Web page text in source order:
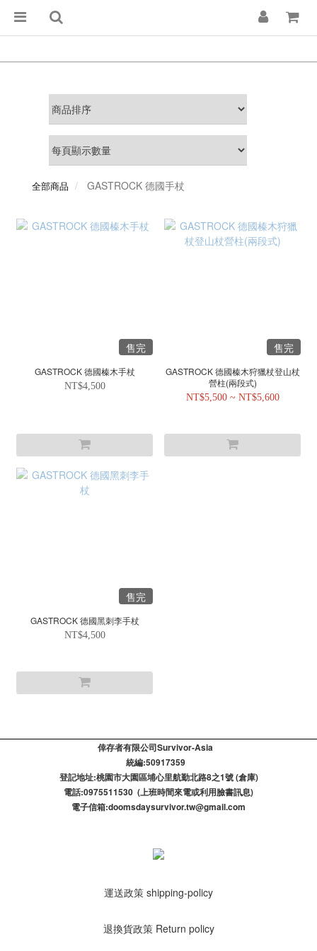
全部商品 GASTROCK 德國手杖
售完
GASTROCK 德國榛木手杖
NT$4,500
售完
GASTROCK 德國榛木狩獵杖登山杖
營柱(兩段式)
NT$5,500 ~ NT$5,600
售完
GASTROCK 德國黑刺李手杖
NT$4,500
倖存者有限公司Survivor-Asia
統編:50917359
登記​地址:桃園市大園區埔心里航勤北路8之1號 (倉庫)
電話:0975511530 (上班時間來電或利用臉書訊息)
電子信箱:doomsdaysurvivor.tw@gmail.com
運送政策 shipping-policy
退換貨政策 Return policy